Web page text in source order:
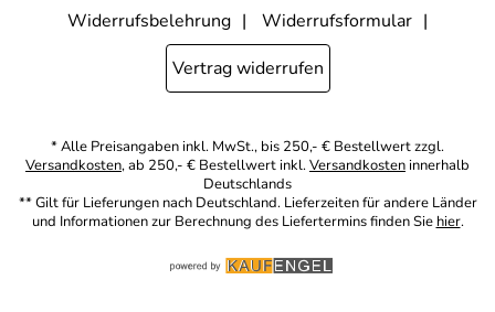
Datenschutzerklärung habe ich zur Kenntnis genommen.
Widerrufsbelehrung
Widerrufsformular
Vertrag widerrufen
* Alle Preisangaben inkl. MwSt., bis 250,- € Bestellwert zzgl.
Versandkosten, ab 250,- € Bestellwert inkl.Versandkosten innerhalb
Deutschlands
** Gilt für Lieferungen nach Deutschland. Lieferzeiten für andere Länder
und Informationen zur Berechnung des Liefertermins finden Sie hier.